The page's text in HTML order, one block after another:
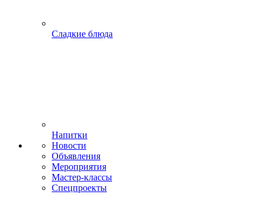
Сладкие блюда
Напитки
Новости
Объявления
Мероприятия
Мастер-классы
Спецпроекты